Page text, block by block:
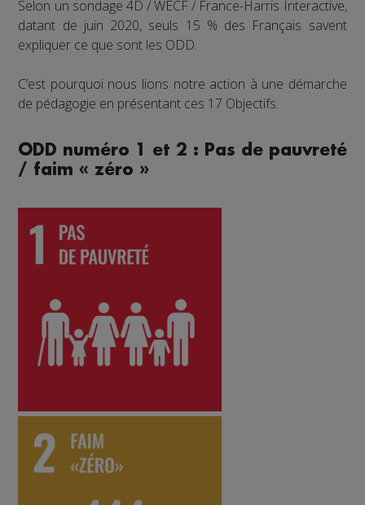
Selon un sondage 4D / WECF / France-Harris Interactive,
datant de juin 2020, seuls 15 % des Français savent
expliquer ce que sont les ODD.
C’est pourquoi nous lions notre action à une démarche
de pédagogie en présentant ces 17 Objectifs.
ODD numéro 1 et 2 : Pas de pauvreté
/ faim « zéro »